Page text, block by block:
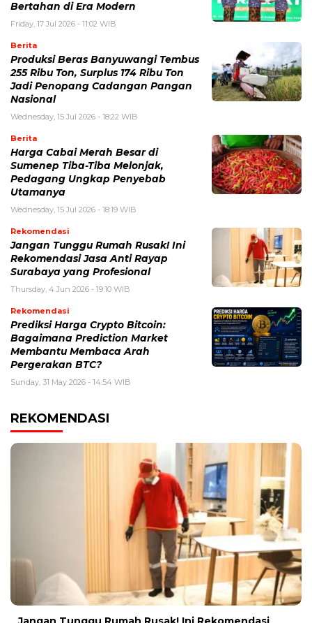
Bertahan di Era Modern
Friday, 17 Jul 2026 - 11:02 WIB
Berita
Produksi Beras Banyuwangi Tembus
255 Ribu Ton, Surplus 174 Ribu Ton
Jadi Penopang Cadangan Pangan
Nasional
Wednesday, 15 Jul 2026 - 18:22 WIB
Berita
Harga Cabai Merah Besar di
Sumenep Tiba-Tiba Melonjak,
Pedagang Ungkap Penyebab
Utamanya
Wednesday, 15 Jul 2026 - 18:19 WIB
Rekomendasi
Jangan Tunggu Rumah Rusak! Ini
Rekomendasi Jasa Anti Rayap
Surabaya yang Profesional
Thursday, 4 Jun 2026 - 19:10 WIB
Rekomendasi
Prediksi Harga Crypto Bitcoin:
Bagaimana Prediction Market
Membantu Membaca Arah
Pergerakan BTC?
Sunday, 31 May 2026 - 14:54 WIB
REKOMENDASI